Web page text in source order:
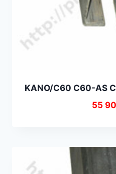
KANO/C60 C60-AS C
55